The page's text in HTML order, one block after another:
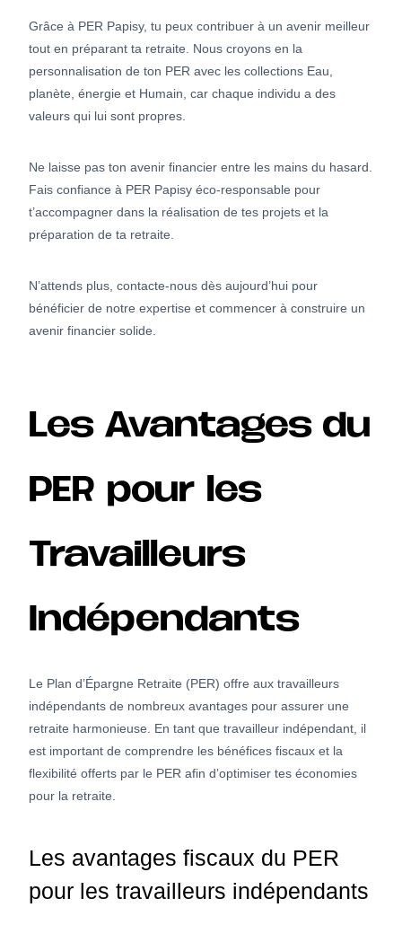
Grâce à PER Papisy, tu peux contribuer à un avenir meilleur
tout en préparant ta retraite. Nous croyons en la
personnalisation de ton PER avec les collections Eau,
planète, énergie et Humain, car chaque individu a des
valeurs qui lui sont propres.
Ne laisse pas ton avenir financier entre les mains du hasard.
Fais confiance à PER Papisy éco-responsable pour
t’accompagner dans la réalisation de tes projets et la
préparation de ta retraite.
N’attends plus, contacte-nous dès aujourd’hui pour
bénéficier de notre expertise et commencer à construire un
avenir financier solide.
Les Avantages du
PER pour les
Travailleurs
Indépendants
Le Plan d’Épargne Retraite (PER) offre aux travailleurs
indépendants de nombreux avantages pour assurer une
retraite harmonieuse. En tant que travailleur indépendant, il
est important de comprendre les bénéfices fiscaux et la
flexibilité offerts par le PER afin d’optimiser tes économies
pour la retraite.
Les avantages fiscaux du PER
pour les travailleurs indépendants